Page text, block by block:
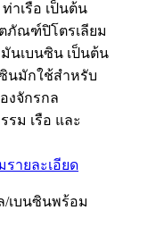
าเรือ เป็นต้น
ภัณฑ์ปิโตรเลียม
มันเบนซิน เป็นต้น
นมักใช้สำหรับ
งจักรกล
รม เรือ และ
รายละเอียด